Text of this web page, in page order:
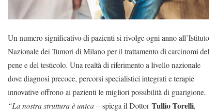
Un numero significativo di pazienti si rivolge ogni anno all’Istituto
Nazionale dei Tumori di Milano per il trattamento di carcinomi del
pene e del testicolo. Una realtà di riferimento a livello nazionale
dove diagnosi precoce, percorsi specialistici integrati e terapie
innovative offrono ai pazienti le migliori possibilità di guarigione.
“La nostra struttura è unica – spiega il DottorTullio Torelli,